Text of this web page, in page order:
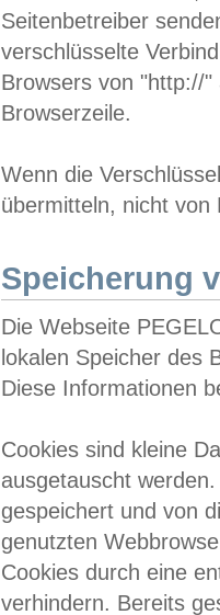
Seitenbetreiber
verschlüsselte
Browsers von "http://
Browserzeile.
Wenn die
übermitteln, nicht von
Speicherung
Die Webseite
lokalen Speicher des
Diese Informationen
Cookies sind kleine
ausgetauscht
gespeichert und von
genutzten
Cookies durch eine
verhindern. Bereits